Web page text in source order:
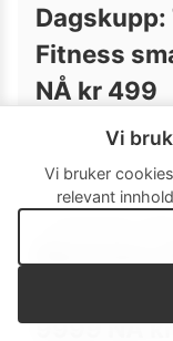
Dagskupp:
Fitness
NÅ kr 499
Electrolux
9999 NÅ
Vi
Vi bruker
relevant